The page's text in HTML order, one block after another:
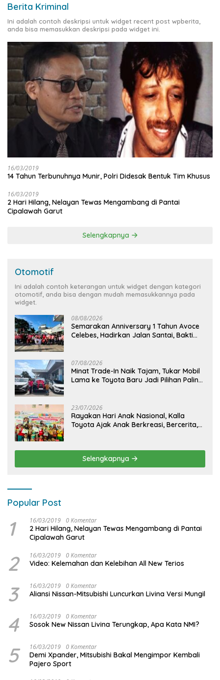
Berita Kriminal
Ini adalah contoh deskripsi untuk widget recent post wpberita,
anda bisa memasukkan deskripsi pada widget ini.
16/03/2019
14 Tahun Terbunuhnya Munir, Polri Didesak Bentuk Tim Khusus
16/03/2019
2 Hari Hilang, Nelayan Tewas Mengambang di Pantai
Cipalawah Garut
Selengkapnya
Otomotif
Ini adalah contoh keterangan untuk widget dengan kategori
otomotif, anda bisa dengan mudah memasukkannya pada
widget.
08/08/2026
Semarakan Anniversary 1 Tahun Avoce
Celebes, Hadirkan Jalan Santai, Bakti
07/08/2026
Minat Trade-In Naik Tajam, Tukar Mobil
Lama ke Toyota Baru Jadi Pilihan Paling
23/07/2026
Rayakan Hari Anak Nasional, Kalla
Toyota Ajak Anak Berkreasi, Bercerita,
Selengkapnya
Popular Post
1 16/03/2019 0 Komentar
2 Hari Hilang, Nelayan Tewas Mengambang di Pantai
Cipalawah Garut
2 16/03/2019 0 Komentar
Video: Kelemahan dan Kelebihan All New Terios
3 16/03/2019 0 Komentar
Aliansi Nissan-Mitsubishi Luncurkan Livina Versi Mungil
4 16/03/2019 0 Komentar
Sosok New Nissan Livina Terungkap, Apa Kata NMI?
5 16/03/2019 0 Komentar
Demi Xpander, Mitsubishi Bakal Mengimpor Kembali
Pajero Sport